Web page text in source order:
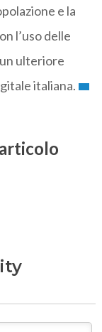
e la
l’uso delle
ulteriore
italiana.